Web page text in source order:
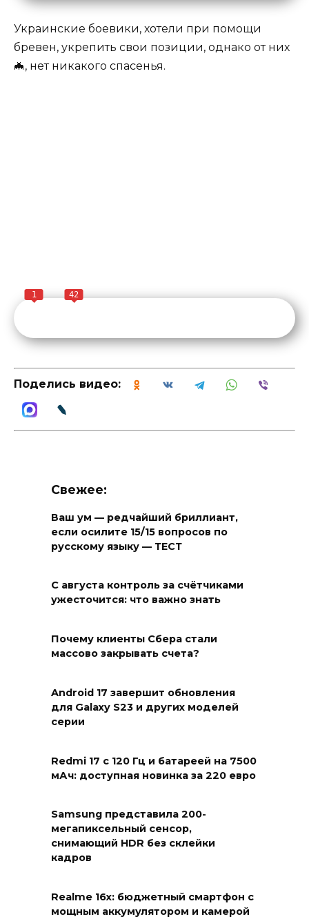
Украинские боевики, хотели при помощи
бревен, укрепить свои позиции, однако от них
🦇, нет никакого спасенья.
1 42
Поделись видео:
Свежее:
Ваш ум — редчайший бриллиант,
если осилите 15/15 вопросов по
русскому языку — ТЕСТ
С августа контроль за счётчиками
ужесточится: что важно знать
Почему клиенты Сбера стали
массово закрывать счета?
Android 17 завершит обновления
для Galaxy S23 и других моделей
серии
Redmi 17 с 120 Гц и батареей на 7500
мАч: доступная новинка за 220 евро
Samsung представила 200-
мегапиксельный сенсор,
снимающий HDR без склейки
кадров
Realme 16x: бюджетный смартфон с
мощным аккумулятором и камерой